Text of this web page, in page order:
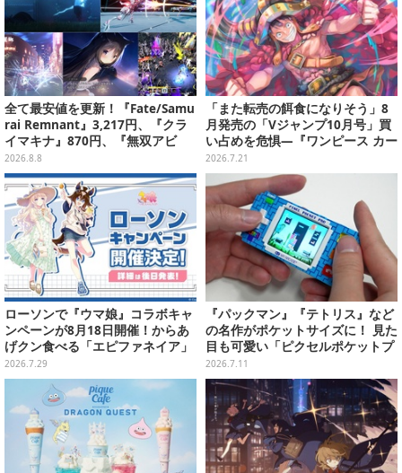
全て最安値を更新！『Fate/Samu
rai Remnant』3,217円、『クラ
イマキナ』870円、『無双アビ
ス』1,188円、『星空鉄道とシロ
の旅』3,190円【eショップ・PS S
toreのお薦めセール】
2026.8.8
「また転売の餌食になりそう」8
月発売の「Vジャンプ10月号」買
い占めを危惧―『ワンピース カー
ド』付録中止もやまぬ不安
2026.7.21
ローソンで『ウマ娘』コラボキャ
ンペーンが8月18日開催！からあ
げクン食べる「エピファネイア」
や「アーモンドアイ」たちが可愛
い
2026.7.29
『パックマン』『テトリス』など
の名作がポケットサイズに！ 見た
目も可愛い「ピクセルポケットプ
ロ」はアーケード気分を手軽に味
わえる【実機レビュー】
2026.7.11